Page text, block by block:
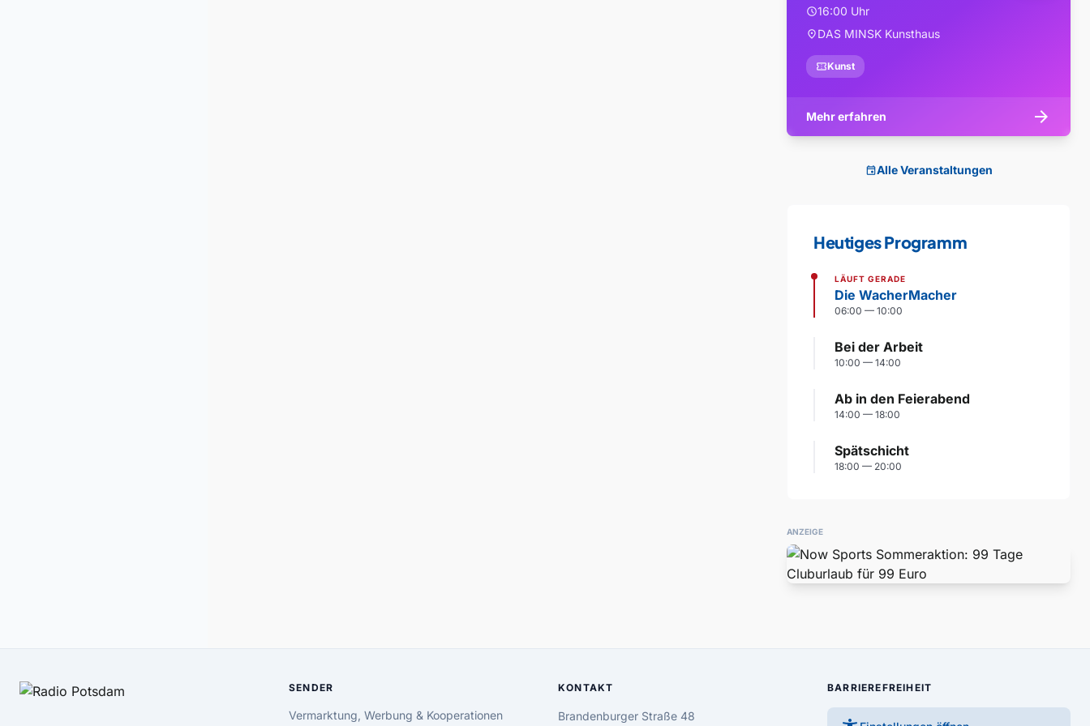
schedule16:00 Uhr
location_onDAS MINSK Kunsthaus
confirmation_numberKunst
Mehr erfahren arrow_forward
eventAlle Veranstaltungen
Heutiges Programm
LÄUFT GERADE
Die WacherMacher
06:00 — 10:00
Bei der Arbeit
10:00 — 14:00
Ab in den Feierabend
14:00 — 18:00
Spätschicht
18:00 — 20:00
ANZEIGE
SENDER
Vermarktung, Werbung & Kooperationen
KONTAKT
Brandenburger Straße 48
BARRIEREFREIHEIT